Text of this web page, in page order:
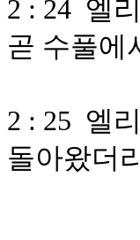
2 : 24 엘
곧 수풀에
2 : 25 엘
돌아왔더